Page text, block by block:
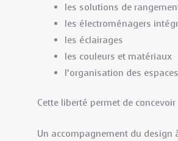
les solutions de
les électroménagers
les éclairages
les couleurs et matériaux
l’organisation des espaces
Cette liberté permet de
Un accompagnement du design